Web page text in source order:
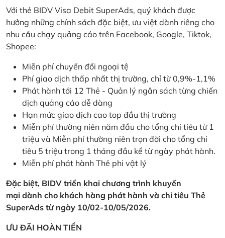
Với thẻ BIDV Visa Debit SuperAds, quý khách được
hưởng những chính sách đặc biệt, ưu việt dành riêng cho
nhu cầu chạy quảng cáo trên Facebook, Google, Tiktok,
Shopee:
Miễn phí chuyển đổi ngoại tệ
Phí giao dịch thấp nhất thị trường, chỉ từ 0,9%-1,1%
Phát hành tới 12 Thẻ - Quản lý ngân sách từng chiến
dịch quảng cáo dễ dàng
Hạn mức giao dịch cao top đầu thị trường
Miễn phí thường niên năm đầu cho tổng chi tiêu từ 1
triệu và Miễn phí thường niên trọn đời cho tổng chi
tiêu 5 triệu trong 1 tháng đầu kể từ ngày phát hành.
Miễn phí phát hành Thẻ phi vật lý
Đặc biệt, BIDV triển khai chương trình khuyến
mại dành cho khách hàng phát hành và chi tiêu Thẻ
SuperAds từ ngày 10/02-10/05/2026.
ƯU ĐÃI HOÀN TIỀN